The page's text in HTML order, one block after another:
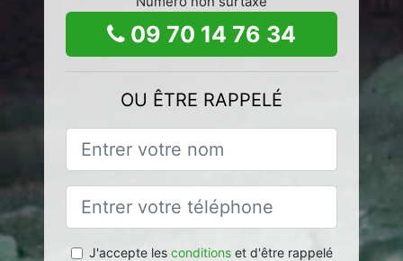
09 70 14 76 34
OU ÊTRE RAPPELÉ
J'accepte les conditionset d'être rappelé